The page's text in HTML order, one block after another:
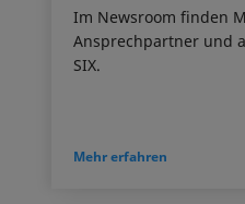
Im Newsroom finden
Ansprechpartner und
SIX.
Mehr erfahren